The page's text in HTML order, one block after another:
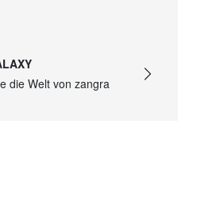
die Welt von zangra